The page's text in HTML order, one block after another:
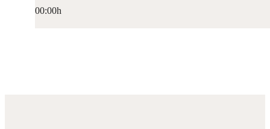
00:00h